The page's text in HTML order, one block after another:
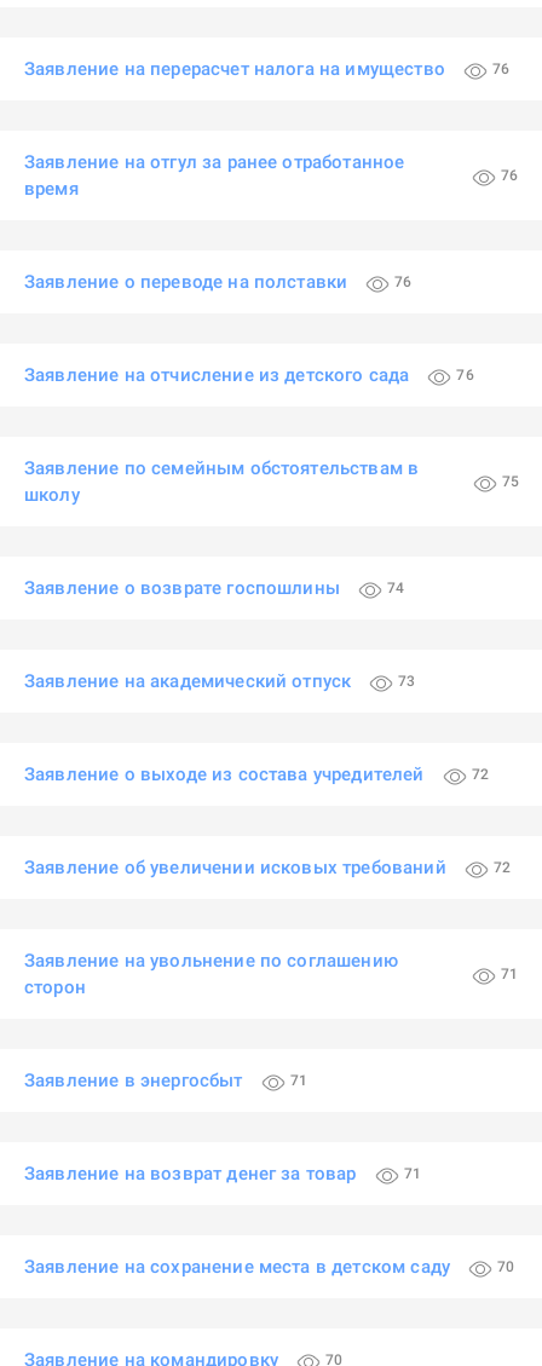
Заявление на перерасчет налога на имущество 76
Заявление на отгул за ранее отработанное
время
76
Заявление о переводе на полставки 76
Заявление на отчисление из детского сада 76
Заявление по семейным обстоятельствам в
школу
75
Заявление о возврате госпошлины 74
Заявление на академический отпуск 73
Заявление о выходе из состава учредителей 72
Заявление об увеличении исковых требований 72
Заявление на увольнение по соглашению
сторон
71
Заявление в энергосбыт 71
Заявление на возврат денег за товар 71
Заявление на сохранение места в детском саду 70
Заявление на командировку 70